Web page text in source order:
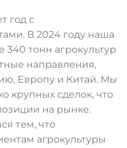
год с
В 2024 году наша
тонн агрокультур
направления,
Европу и Китай. Мы
крупных сделок, что
на рынке.
тем, что
агрокультуры